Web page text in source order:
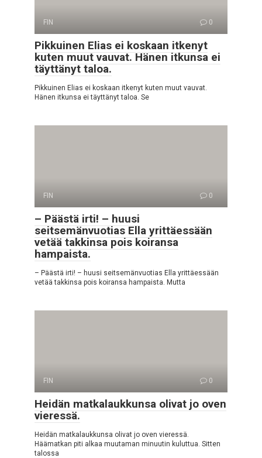
FIN 0
Pikkuinen Elias ei koskaan itkenyt
kuten muut vauvat. Hänen itkunsa ei
täyttänyt taloa.
Pikkuinen Elias ei koskaan itkenyt kuten muut vauvat.
Hänen itkunsa ei täyttänyt taloa. Se
FIN 0
– Päästä irti! – huusi
seitsemänvuotias Ella yrittäessään
vetää takkinsa pois koiransa
hampaista.
– Päästä irti! – huusi seitsemänvuotias Ella yrittäessään
vetää takkinsa pois koiransa hampaista. Mutta
FIN 0
Heidän matkalaukkunsa olivat jo oven
vieressä.
Heidän matkalaukkunsa olivat jo oven vieressä.
Häämatkan piti alkaa muutaman minuutin kuluttua. Sitten
talossa